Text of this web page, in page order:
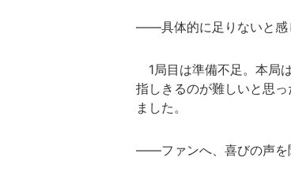
――具体的に足りないと感
1局目は準備不足。本局
指しきるのが難しいと思
ました。
――ファンへ、喜びの声を